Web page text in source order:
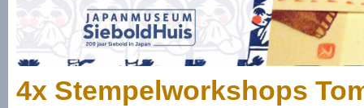
4x Stempelworkshops